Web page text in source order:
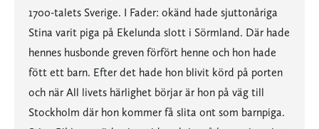
1700-talets Sverige. I Fader: okänd hade sjuttonåriga
Stina varit piga på Ekelunda slott i Sörmland. Där hade
hennes husbonde greven förfört henne och hon hade
fött ett barn. Efter det hade hon blivit körd på porten
och när All livets härlighet börjar är hon på väg till
Stockholm där hon kommer få slita ont som barnpiga.